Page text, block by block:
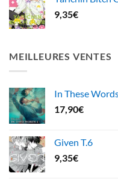
9,35€
MEILLEURES VENTES
In These
17,90€
Given T.6
9,35€